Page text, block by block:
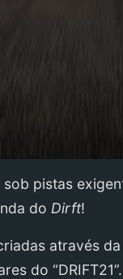
pistas
do Dirft!
através
do “DRIFT21”.